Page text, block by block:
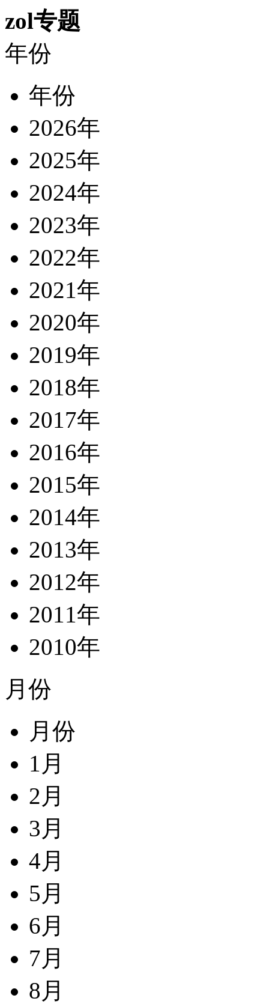
zol专题
年份
年份
2026年
2025年
2024年
2023年
2022年
2021年
2020年
2019年
2018年
2017年
2016年
2015年
2014年
2013年
2012年
2011年
2010年
月份
月份
1月
2月
3月
4月
5月
6月
7月
8月